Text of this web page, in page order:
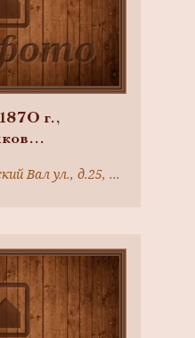
г.,
общины, XVIII-
Москва, Преображенский Вал ул., д.25, корп.3